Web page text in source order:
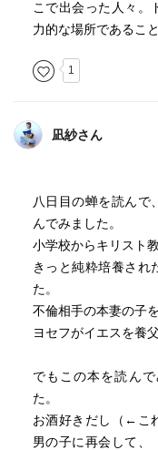
こで出会った人々。
力的な場所であるこ
1
凪紗さん
八日目の蝉を読んで
んでみました。
小学校からキリスト
きっと純粋培養され
た。
不倫相手の本妻の子
ヨセフがイエスを養
でもこの本を読ん
た。
お酒好きだし（←こ
男の子に再会して、